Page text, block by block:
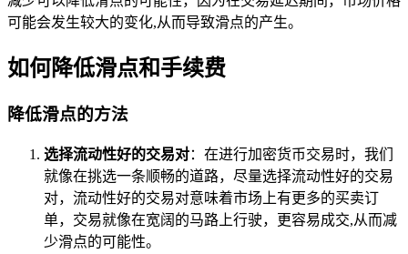
可能会发生较大的变化,从而导致滑点的产生。
如何降低滑点和手续费
降低滑点的方法
选择流动性好的交易对：在进行加密货币交易时，我们
就像在挑选一条顺畅的道路，尽量选择流动性好的交易
对，流动性好的交易对意味着市场上有更多的买卖订
单，交易就像在宽阔的马路上行驶，更容易成交,从而减
少滑点的可能性。